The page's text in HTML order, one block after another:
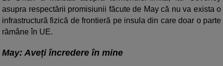
asupra respectării promisiunii făcute de May că nu va exista o
infrastructură fizică de frontieră pe insula din care doar o parte
rămâne în UE.
May: Aveți încredere în mine